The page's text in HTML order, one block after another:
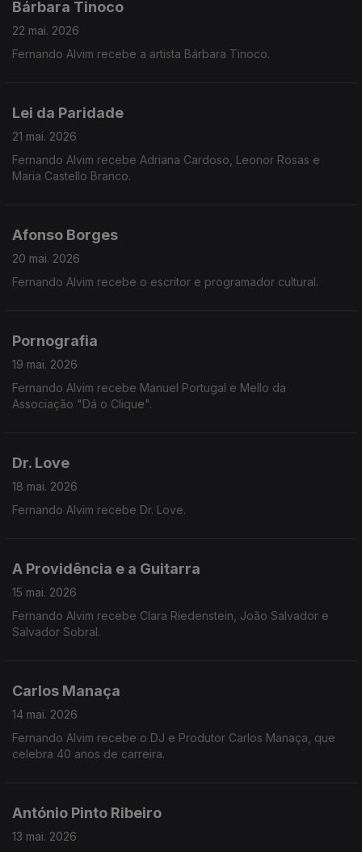
Bárbara Tinoco
22 mai. 2026
Fernando Alvim recebe a artista Bárbara Tinoco.
Lei da Paridade
21 mai. 2026
Fernando Alvim recebe Adriana Cardoso, Leonor Rosas e
Maria Castello Branco.
Afonso Borges
20 mai. 2026
Fernando Alvim recebe o escritor e programador cultural.
Pornografia
19 mai. 2026
Fernando Alvim recebe Manuel Portugal e Mello da
Associação "Dá o Clique".
Dr. Love
18 mai. 2026
Fernando Alvim recebe Dr. Love.
A Providência e a Guitarra
15 mai. 2026
Fernando Alvim recebe Clara Riedenstein, João Salvador e
Salvador Sobral.
Carlos Manaça
14 mai. 2026
Fernando Alvim recebe o DJ e Produtor Carlos Manaça, que
celebra 40 anos de carreira.
António Pinto Ribeiro
13 mai. 2026